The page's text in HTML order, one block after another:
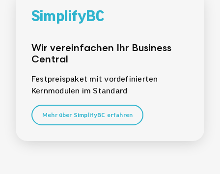
SimplifyBC
Wir vereinfachen Ihr Business
Central
Festpreispaket mit vordefinierten
Kernmodulen im Standard
Mehr über SimplifyBC erfahren